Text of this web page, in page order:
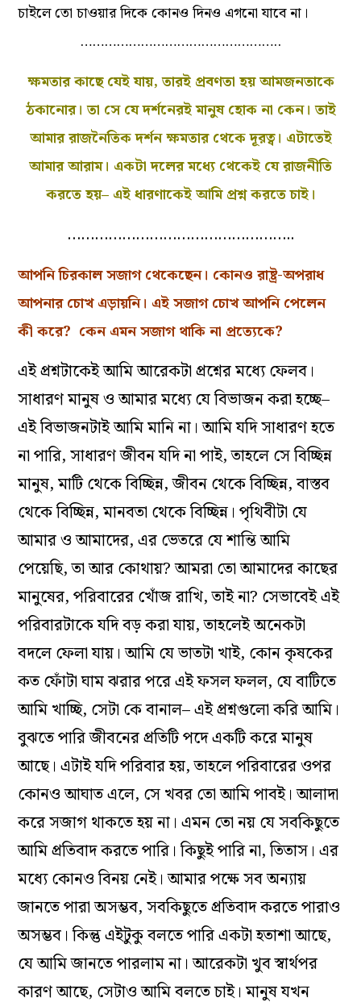
চাইলে তো চাওয়ার দিকে কোনও দিনও এগনো যাবে না।
…………………………………………..
ক্ষমতার কাছে যেই যায়, তারই প্রবণতা হয় আমজনতাকে
ঠকানোর। তা সে যে দর্শনেরই মানুষ হোক না কেন। তাই
আমার রাজনৈতিক দর্শন ক্ষমতার থেকে দূরত্ব। এটাতেই
আমার আরাম। একটা দলের মধ্যে থেকেই যে রাজনীতি
করতে হয়– এই ধারণাকেই আমি প্রশ্ন করতে চাই।
…………………………………………..
আপনি চিরকাল সজাগ থেকেছেন। কোনও রাষ্ট্র-অপরাধ
আপনার চোখ এড়ায়নি। এই সজাগ চোখ আপনি পেলেন
কী করে? কেন এমন সজাগ থাকি না প্রত্যেকে?
এই প্রশ্নটাকেই আমি আরেকটা প্রশ্নের মধ্যে ফেলব।
সাধারণ মানুষ ও আমার মধ্যে যে বিভাজন করা হচ্ছে–
এই বিভাজনটাই আমি মানি না। আমি যদি সাধারণ হতে
না পারি, সাধারণ জীবন যদি না পাই, তাহলে সে বিচ্ছিন্ন
মানুষ, মাটি থেকে বিচ্ছিন্ন, জীবন থেকে বিচ্ছিন্ন, বাস্তব
থেকে বিচ্ছিন্ন, মানবতা থেকে বিচ্ছিন্ন। পৃথিবীটা যে
আমার ও আমাদের, এর ভেতরে যে শান্তি আমি
পেয়েছি, তা আর কোথায়? আমরা তো আমাদের কাছের
মানুষের, পরিবারের খোঁজ রাখি, তাই না? সেভাবেই এই
পরিবারটাকে যদি বড় করা যায়, তাহলেই অনেকটা
বদলে ফেলা যায়। আমি যে ভাতটা খাই, কোন কৃষকের
কত ফোঁটা ঘাম ঝরার পরে এই ফসল ফলল, যে বাটিতে
আমি খাচ্ছি, সেটা কে বানাল– এই প্রশ্নগুলো করি আমি।
বুঝতে পারি জীবনের প্রতিটি পদে একটি করে মানুষ
আছে। এটাই যদি পরিবার হয়, তাহলে পরিবারের ওপর
কোনও আঘাত এলে, সে খবর তো আমি পাবই। আলাদা
করে সজাগ থাকতে হয় না। এমন তো নয় যে সবকিছুতে
আমি প্রতিবাদ করতে পারি। কিছুই পারি না, তিতাস। এর
মধ্যে কোনও বিনয় নেই। আমার পক্ষে সব অন্যায়
জানতে পারা অসম্ভব, সবকিছুতে প্রতিবাদ করতে পারাও
অসম্ভব। কিন্তু এইটুকু বলতে পারি একটা হতাশা আছে,
যে আমি জানতে পারলাম না। আরেকটা খুব স্বার্থপর
কারণ আছে, সেটাও আমি বলতে চাই। মানুষ যখন